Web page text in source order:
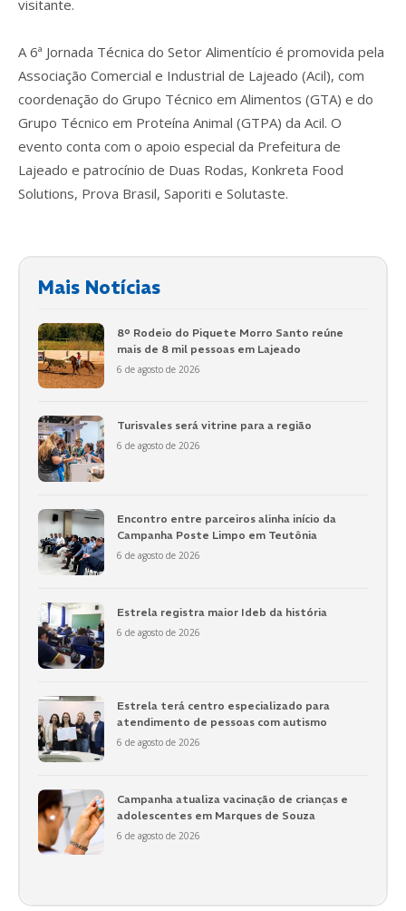
visitante.
A 6ª Jornada Técnica do Setor Alimentício é promovida pela
Associação Comercial e Industrial de Lajeado (Acil), com
coordenação do Grupo Técnico em Alimentos (GTA) e do
Grupo Técnico em Proteína Animal (GTPA) da Acil. O
evento conta com o apoio especial da Prefeitura de
Lajeado e patrocínio de Duas Rodas, Konkreta Food
Solutions, Prova Brasil, Saporiti e Solutaste.
Mais Notícias
8º Rodeio do Piquete Morro Santo reúne
mais de 8 mil pessoas em Lajeado
6 de agosto de 2026
Turisvales será vitrine para a região
6 de agosto de 2026
Encontro entre parceiros alinha início da
Campanha Poste Limpo em Teutônia
6 de agosto de 2026
Estrela registra maior Ideb da história
6 de agosto de 2026
Estrela terá centro especializado para
atendimento de pessoas com autismo
6 de agosto de 2026
Campanha atualiza vacinação de crianças e
adolescentes em Marques de Souza
6 de agosto de 2026